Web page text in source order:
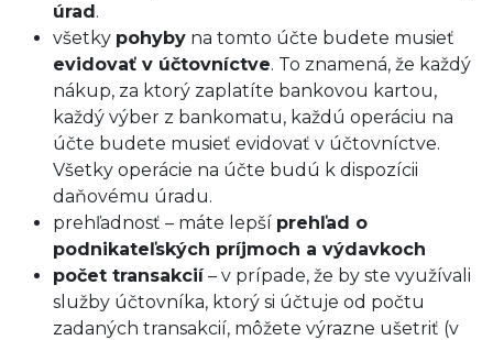
úrad.
všetky pohyby na tomto účte budete musieť
evidovať v účtovníctve. To znamená, že každý
nákup, za ktorý zaplatíte bankovou kartou,
každý výber z bankomatu, každú operáciu na
účte budete musieť evidovať v účtovníctve.
Všetky operácie na účte budú k dispozícii
daňovému úradu.
prehľadnosť – máte lepší prehľad o
podnikateľských príjmoch a výdavkoch
počet transakcií– v prípade, že by ste využívali
služby účtovníka, ktorý si účtuje od počtu
zadaných transakcií, môžete výrazne ušetriť (v